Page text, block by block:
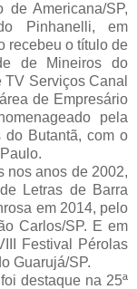
Americana/SP,
Pinhanelli, em
recebeu o título de
de Mineiros do
Serviços Canal
de Empresário
pela
do Butantã, com o
nos anos de 2002,
Letras de Barra
em 2014, pelo
Carlos/SP. E em
Festival Pérolas
Guarujá/SP.
destaque na 25ª